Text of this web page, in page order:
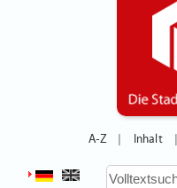
A-Z Inhalt